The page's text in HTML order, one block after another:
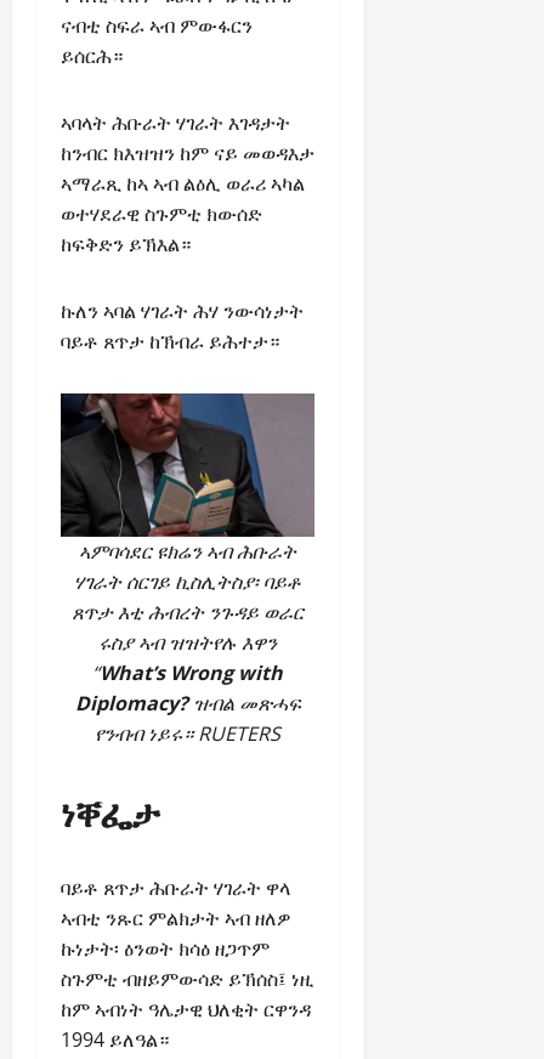
ናብቲ ስፍራ ኣብ ምውፋርን
ይሰርሕ።
ኣባላት ሕቡራት ሃገራት እገዳታት
ከንብር ክእዝዝን ከም ናይ መወዳእታ
ኣማራጺ ከኣ ኣብ ልዕሊ ወራሪ ኣካል
ወተሃደራዊ ስጉምቲ ክውሰድ
ከፍቅድን ይኽእል።
ኩለን ኣባል ሃገራት ሕሃ ንውሳነታት
ባይቶ ጸጥታ ከኽብራ ይሕተታ።
ኣምባሳደር ዩክሬን ኣብ ሕቡራት
ሃገራት ሰርገይ ኪስሊትስያ፡ ባይቶ
ጸጥታ እቲ ሕብረት ንጉዳይ ወራር
ሩስያ ኣብ ዝዝትየሉ እዋን
“What’s Wrong with
Diplomacy?ዝብል መጽሓፍ
የንብብ ነይሩ። RUETERS
ነቐፌታ
ባይቶ ጸጥታ ሕቡራት ሃገራት ዋላ
ኣብቲ ንጹር ምልክታት ኣብ ዘለዎ
ኩነታት፡ ዕንወት ክሳዕ ዘጋጥም
ስጉምቲ ብዘይምውሳድ ይኽሰስ፤ ነዚ
ከም ኣብነት ዓሌታዊ ህለቂት ርዋንዳ
1994 ይለዓል።